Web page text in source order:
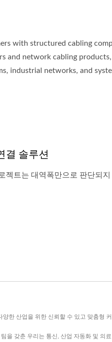
with structured cabling
and network cabling
industrial networks, and
결 솔루션
젝트는 대역폭만으로 판단되
양한 산업을 위한 신뢰할 수 있고 맞춤형
을 갖춘 우리는 통신, 산업 자동화 및 의